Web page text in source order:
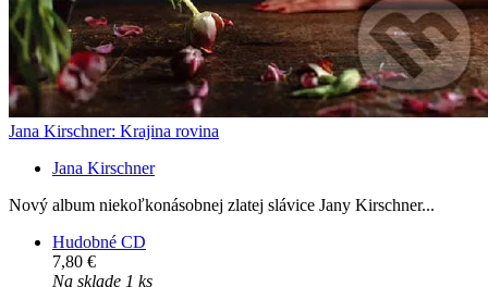
Jana Kirschner: Krajina rovina
Jana Kirschner
Nový album niekoľkonásobnej zlatej slávice Jany Kirschner...
Hudobné CD
7,80 €
Na sklade 1 ks